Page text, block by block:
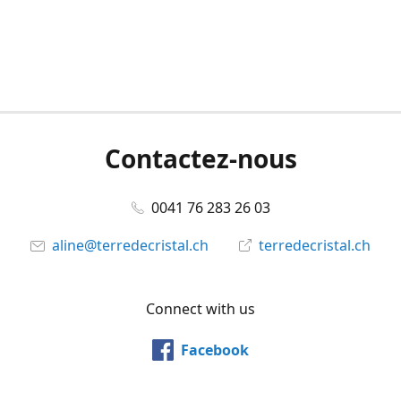
Contactez-nous
0041 76 283 26 03
aline@terredecristal.ch
terredecristal.ch
Connect with us
Facebook